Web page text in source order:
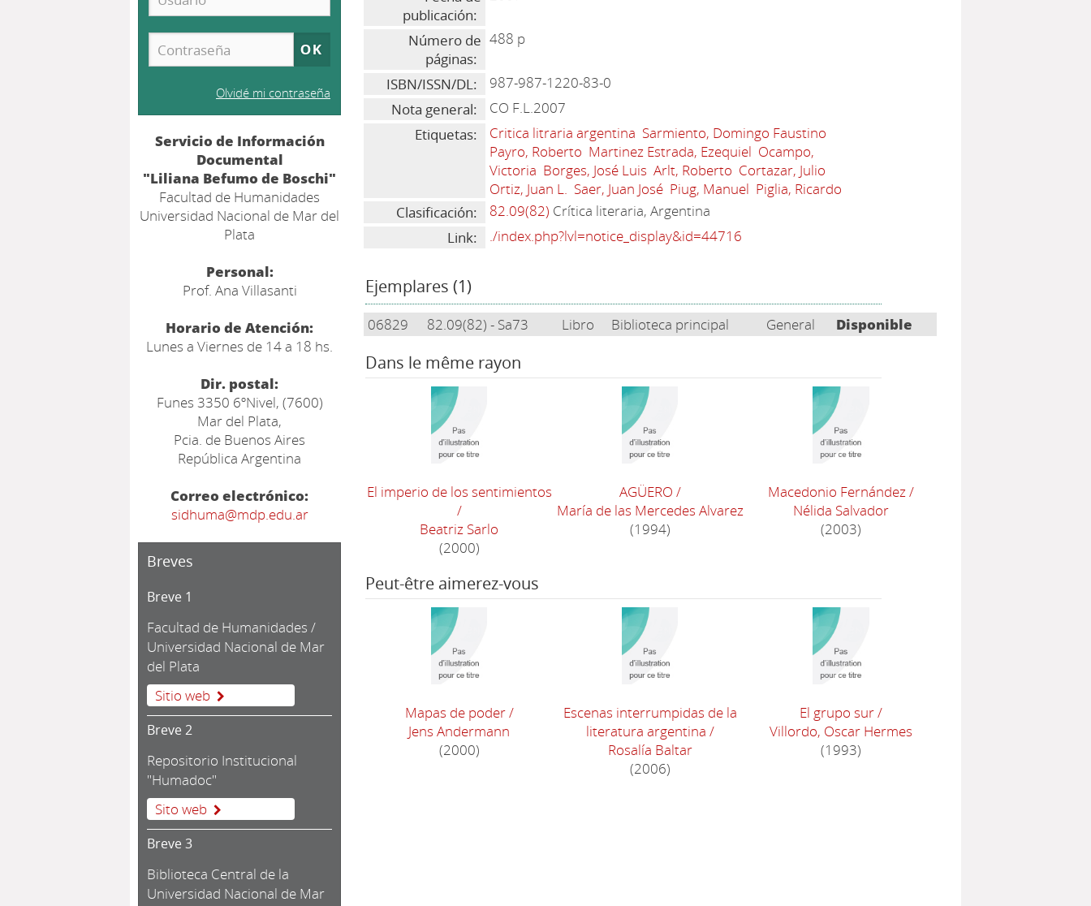
publicación:
Número de
páginas:
488 p
ISBN/ISSN/DL:
987-987-1220-83-0
Nota general:
CO F.L.2007
Etiquetas:
Critica litraria argentina Sarmiento, Domingo Faustino
Payro, Roberto Martinez Estrada, Ezequiel Ocampo,
Victoria Borges, José Luis Arlt, Roberto Cortazar, Julio
Ortiz, Juan L. Saer, Juan José Piug, Manuel Piglia, Ricardo
Clasificación:
82.09(82) Crítica literaria, Argentina
Link:
./index.php?lvl=notice_display&id=44716
Ejemplares (1)
06829 82.09(82) - Sa73 Libro Biblioteca principal General Disponible
Dans le même rayon
El imperio de los sentimientos
/
Beatriz Sarlo
(2000)
AGÜERO /
María de las Mercedes Alvarez
(1994)
Macedonio Fernández/
Nélida Salvador
(2003)
Peut-être aimerez-vous
Mapas de poder/
Jens Andermann
(2000)
Escenas interrumpidas de la
literatura argentina /
Rosalía Baltar
(2006)
El grupo sur/
Villordo, Oscar Hermes
(1993)
Olvidé mi contraseña
Servicio de Información
Documental
"Liliana Befumo de Boschi"
Facultad de Humanidades
Universidad Nacional de Mar del
Plata
Personal:
Prof. Ana Villasanti
Horario de Atención:
Lunes a Viernes de 14 a 18 hs.
Dir. postal:
Funes 3350 6ºNivel, (7600)
Mar del Plata,
Pcia. de Buenos Aires
República Argentina
Correo electrónico:
sidhuma@mdp.edu.ar
Breves
Breve 1
Facultad de Humanidades /
Universidad Nacional de Mar
del Plata
Sitio web
Breve 2
Repositorio Institucional
"Humadoc"
Sito web
Breve 3
Biblioteca Central de la
Universidad Nacional de Mar